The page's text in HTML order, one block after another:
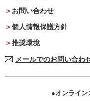
お問い合わせ
個人情報保護方針
推奨環境
メールでのお問い合わ
オンライン